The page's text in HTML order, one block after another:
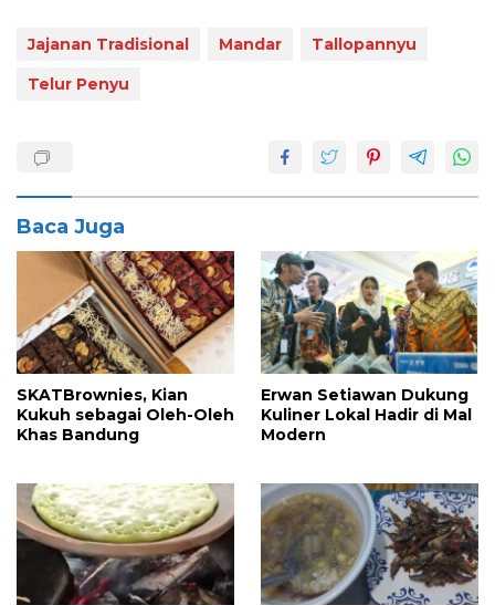
Jajanan Tradisional Mandar
Tallopannyu
Telur Penyu
Baca Juga
SKATBrownies, Kian
Kukuh sebagai Oleh-Oleh
Khas Bandung
Erwan Setiawan Dukung
Kuliner Lokal Hadir di Mal
Modern